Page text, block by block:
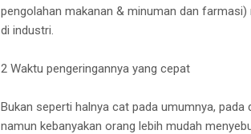
pengolahan makanan & minuman dan
di industri.
2 Waktu pengeringannya yang cepat
Bukan seperti halnya cat pada umumnya,
namun kebanyakan orang lebih mudah